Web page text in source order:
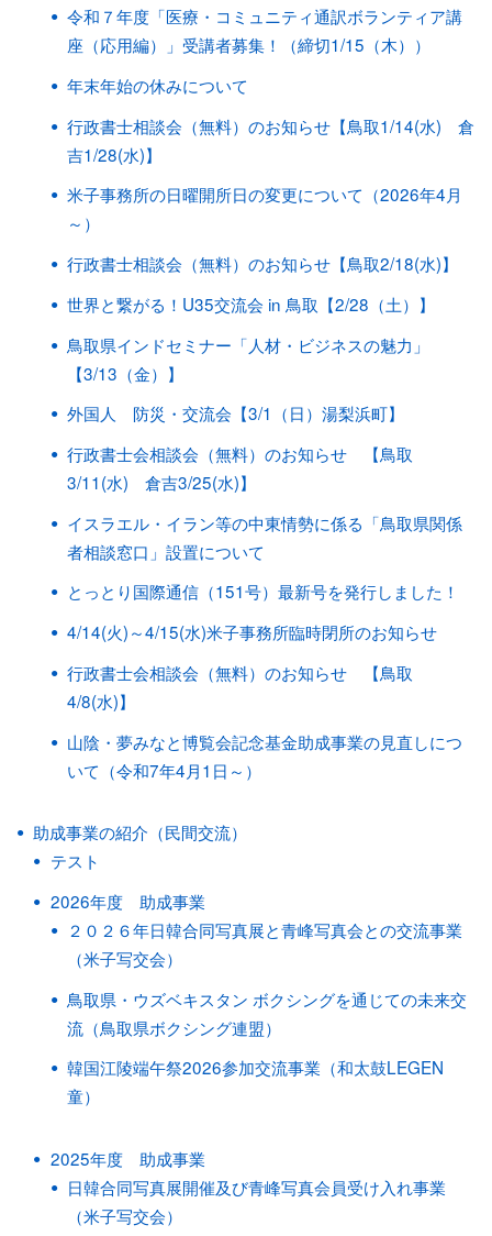
令和７年度「医療・コミュニティ通訳ボランティア講
座（応用編）」受講者募集！（締切1/15（木））
年末年始の休みについて
行政書士相談会（無料）のお知らせ【鳥取1/14(水) 倉
吉1/28(水)】
米子事務所の日曜開所日の変更について（2026年4月
～）
行政書士相談会（無料）のお知らせ【鳥取2/18(水)】
世界と繋がる！U35交流会 in 鳥取【2/28（土）】
鳥取県インドセミナー「人材・ビジネスの魅力」
【3/13（金）】
外国人 防災・交流会【3/1（日）湯梨浜町】
行政書士会相談会（無料）のお知らせ 【鳥取
3/11(水) 倉吉3/25(水)】
イスラエル・イラン等の中東情勢に係る「鳥取県関係
者相談窓口」設置について
とっとり国際通信（151号）最新号を発行しました！
4/14(火)～4/15(水)米子事務所臨時閉所のお知らせ
行政書士会相談会（無料）のお知らせ 【鳥取
4/8(水)】
山陰・夢みなと博覧会記念基金助成事業の見直しにつ
いて（令和7年4月1日～）
助成事業の紹介（民間交流）
テスト
2026年度 助成事業
２０２６年日韓合同写真展と青峰写真会との交流事業
（米子写交会）
鳥取県・ウズベキスタン ボクシングを通じての未来交
流（鳥取県ボクシング連盟）
韓国江陵端午祭2026参加交流事業（和太鼓LEGEN
童）
2025年度 助成事業
日韓合同写真展開催及び青峰写真会員受け入れ事業
（米子写交会）